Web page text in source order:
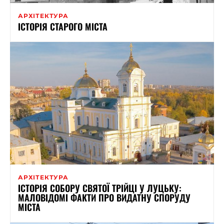
АРХІТЕКТУРА
ІСТОРІЯ СТАРОГО МІСТА
АРХІТЕКТУРА
ІСТОРІЯ СОБОРУ СВЯТОЇ ТРІЙЦІ У ЛУЦЬКУ:
МАЛОВІДОМІ ФАКТИ ПРО ВИДАТНУ СПОРУДУ
МІСТА